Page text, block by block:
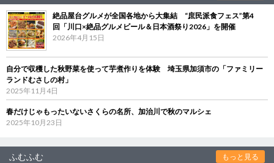
絶品屋台グルメが全国各地から大集結 “庶民派食フェス”第4
回「川口×絶品グルメビール＆日本酒祭り2026」を開催
2026年4月15日
自分で収穫した秋野菜を使って芋煮作りを体験 埼玉県加須市の「ファミリー
ランドむさしの村」
2025年11月4日
春だけじゃもったいないさくらの名所、加治川で秋のマルシェ
2025年10月23日
ふむふむ もっと見る